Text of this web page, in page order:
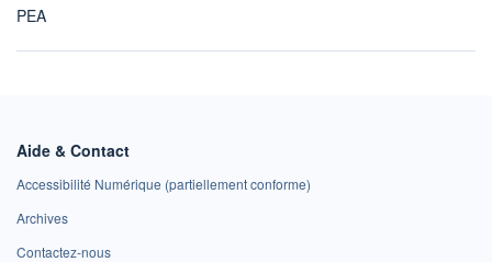
PEA
Aide & Contact
Accessibilité Numérique (partiellement conforme)
Archives
Contactez-nous